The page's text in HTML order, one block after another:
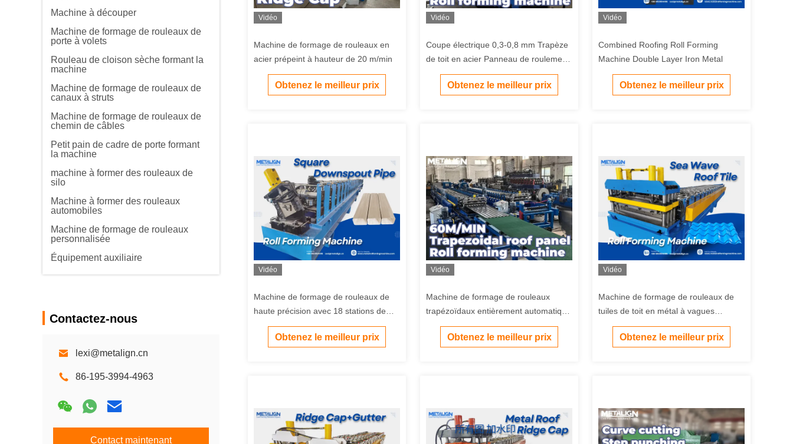
Machine à découper
Machine de formage de rouleaux de
porte à volets
Rouleau de cloison sèche formant la
machine
Machine de formage de rouleaux de
canaux à struts
Machine de formage de rouleaux de
chemin de câbles
Petit pain de cadre de porte formant
la machine
machine à former des rouleaux de
silo
Machine à former des rouleaux
automobiles
Machine de formage de rouleaux
personnalisée
Équipement auxiliaire
Contactez-nous
lexi@metalign.cn
86-195-3994-4963
Contact maintenant
Vidéo
Machine de formage de rouleaux en
acier prépeint à hauteur de 20 m/min
Obtenez le meilleur prix
Vidéo
Coupe électrique 0,3-0,8 mm Trapèze
de toit en acier Panneau de roulement
formant machine 7,5 kW
Obtenez le meilleur prix
Vidéo
Combined Roofing Roll Forming
Machine Double Layer Iron Metal
Obtenez le meilleur prix
Vidéo
Machine de formage de rouleaux de
haute précision avec 18 stations de
formage, moteur de 5,5 kW pour
tuyaux de descente de 0,3 à 0,8 mm
Obtenez le meilleur prix
Vidéo
Machine de formage de rouleaux
trapézoïdaux entièrement automatique
60m/min.
Obtenez le meilleur prix
Vidéo
Machine de formage de rouleaux de
tuiles de toit en métal à vagues
marines avec poinçonnage
hydraulique et entraînement par
Obtenez le meilleur prix